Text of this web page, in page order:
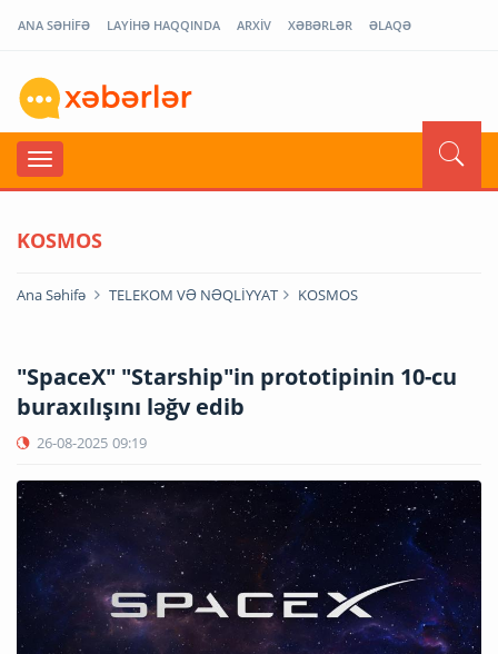
ANA SƏHİFƏ LAYİHƏ HAQQINDA ARXİV XƏBƏRLƏR ƏLAQƏ
KOSMOS
Ana Səhifə TELEKOM VƏ NƏQLİYYAT KOSMOS
"SpaceX" "Starship"in prototipinin 10-cu
buraxılışını ləğv edib
26-08-2025 09:19